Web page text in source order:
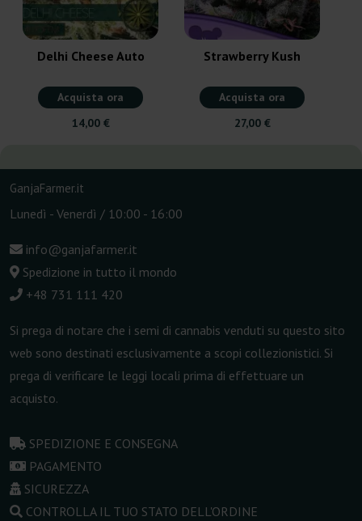
Delhi Cheese Auto
Acquista ora
14,00 €
Strawberry Kush
Acquista ora
27,00 €
GanjaFarmer.it
Lunedì - Venerdì / 10:00 - 16:00
info@ganjafarmer.it
Spedizione in tutto il mondo
+48 731 111 420
Si prega di notare che i semi di cannabis venduti su questo sito
web sono destinati esclusivamente a scopi collezionistici. Si
prega di verificare le leggi locali prima di effettuare un
acquisto.
SPEDIZIONE E CONSEGNA
PAGAMENTO
SICUREZZA
CONTROLLA IL TUO STATO DELL'ORDINE